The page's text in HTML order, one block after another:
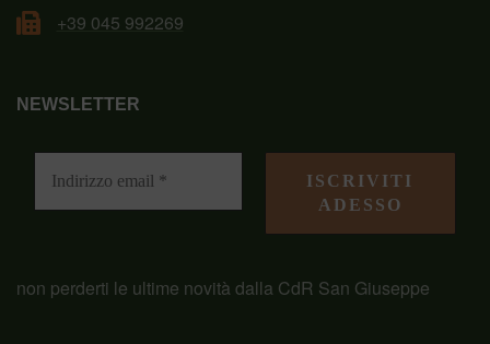
+39 045 992269
NEWSLETTER
non perderti le ultime novità dalla CdR San Giuseppe